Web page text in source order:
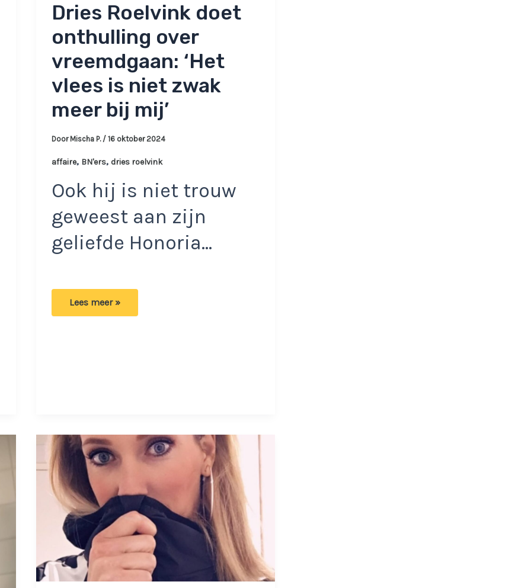
Dries Roelvink doet
onthulling over
vreemdgaan: ‘Het
vlees is niet zwak
meer bij mij’
Door Mischa P. / 16 oktober 2024
affaire, BN'ers, dries roelvink
Ook hij is niet trouw
geweest aan zijn
geliefde Honoria…
Dries
Lees meer »